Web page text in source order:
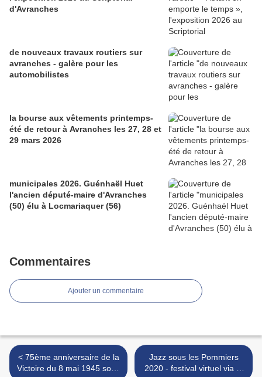
d'Avranches
de nouveaux travaux routiers sur
avranches - galère pour les
automobilistes
la bourse aux vêtements printemps-
été de retour à Avranches les 27, 28 et
29 mars 2026
municipales 2026. Guénhaël Huet
l'ancien député-maire d'Avranches
(50) élu à Locmariaquer (56)
Commentaires
Ajouter un commentaire
< 75ème anniversaire de la
Victoire du 8 mai 1945 sous
Jazz sous les Pommiers
2020 - festival virtuel via la